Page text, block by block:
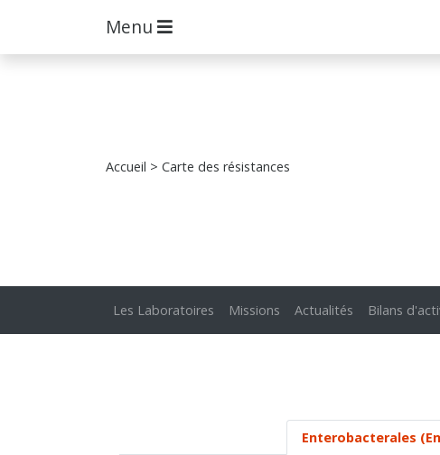
Menu
Accueil > Carte des résistances
Les Laboratoires Missions Actualités Bilans
Enterobacterales